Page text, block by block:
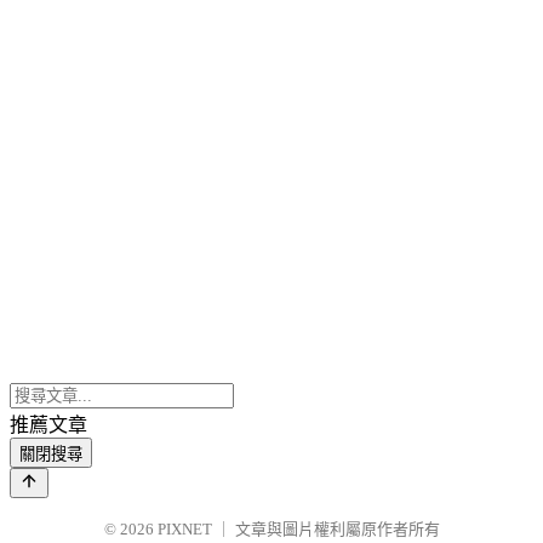
推薦文章
關閉搜尋
© 2026 PIXNET 文章與圖片權利屬原作者所有